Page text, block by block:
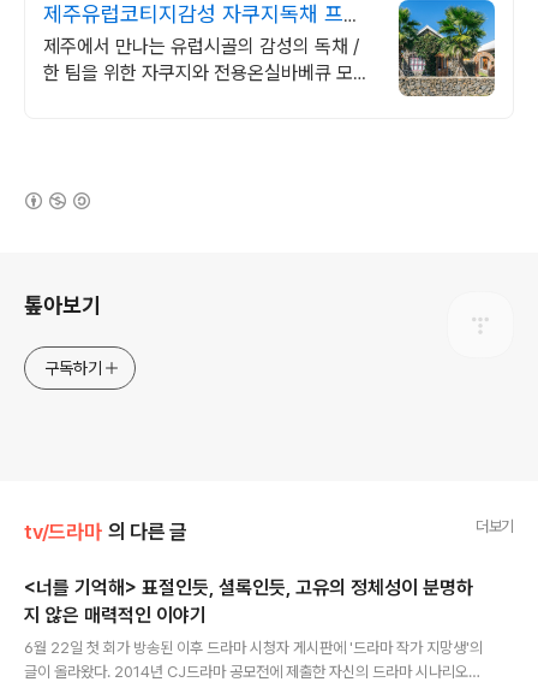
제주유럽코티지감성 자쿠지독채 프라
이빗 제주여행, 유럽감성
제주에서 만나는 유럽시골의 감성의 독채 /
한 팀을 위한 자쿠지와 전용온실바베큐 모두
톺아보기
구독하기
tv/드라마 의 다른 글 더보기
<너를 기억해> 표절인듯, 셜록인듯, 고유의 정체성이 분명하
지 않은 매력적인 이야기
6월 22일 첫 회가 방송된 이후 드라마 시청자 게시판에 '드라마 작가 지망생'의
글이 올라왔다. 2014년 CJ드라마 공모전에 제출한 자신의 드라마 시나리오와